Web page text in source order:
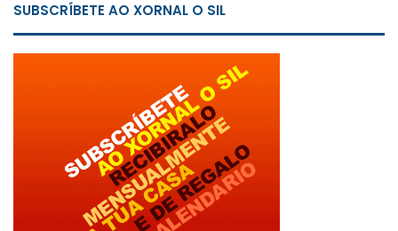
SUBSCRÍBETE AO XORNAL O SIL